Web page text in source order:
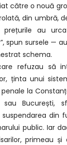
către o nouă
din umbră,
prețurile au
spun sursele —
schema.
refuzau să
ținta unui
la
București,
suspendarea din
public. Iar
primeau